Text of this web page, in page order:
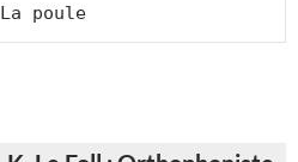
La poule